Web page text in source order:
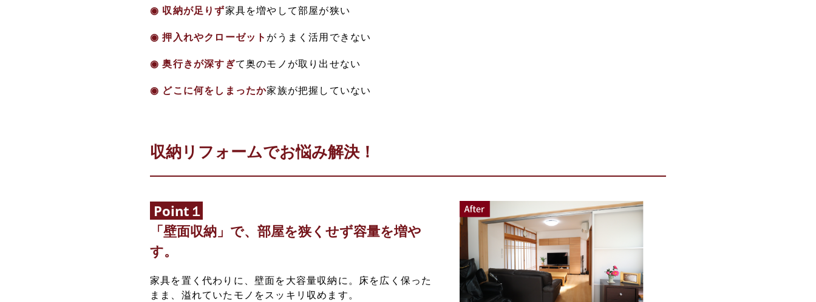
◉ 収納が足りず家具を増やして部屋が狭い
◉ 押入れやクローゼット がうまく活用できない
◉ 奥行きが深すぎて奥のモノが取り出せない
◉ どこに何をしまったか家族が把握していない
収納リフォームでお悩み解決！
Point１
「壁面収納」で、部屋を狭くせず容量を増や
す。
家具を置く代わりに、壁面を大容量収納に。床を広く保った
まま、溢れていたモノをスッキリ収めます。